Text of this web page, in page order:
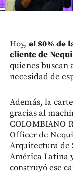
Hoy, el 80% de
cliente de
quienes buscan
necesidad de
Además, la
gracias al
COLOMBIANO
Officer de
Arquitectura de
América Latina
construyó ese